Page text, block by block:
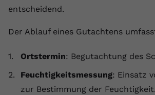
entscheidend.
Der Ablauf eines Gutachtens
Ortstermin: Begutachtung des
Feuchtigkeitsmessung: Einsatz
zur Bestimmung der Feuchtigkeit.